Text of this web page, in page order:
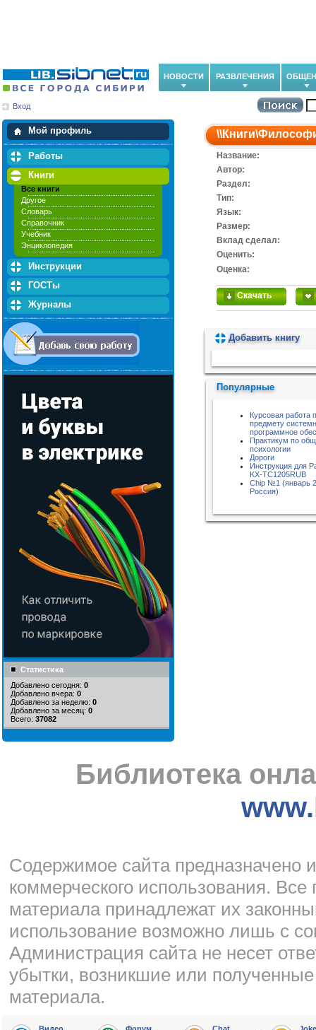
НОВОСТИ РАЗВЛЕЧЕНИЯ
Вход
Мой профиль
Мои закладки
Работы
Книги
Все книги
Другое
Словарь
Справочник
Учебник
Энциклопедия
Инструкции
ГОСТы
Журналы
Статистика
Добавлено сегодня: 0
Добавлено вчера: 0
Добавлено за неделю: 0
Добавлено за месяц: 0
Всего: 37082
\\Книги\
Название:
Автор:
Раздел:
Тип:
Язык:
Размер:
Вклад сделал:
Оценить:
Оценка:
Скачать
Добавить книгу
Популярные
Курсовая работа
предмету
программное
Практикум по
психологии
Дороги
Инструкция для
KX-TC1205RUB
Chip №1 (январь
Россия)
Библиотека
Cодержимое сайта предназначено
коммерческого использования.
материала принадлежат их
использование возможно лишь с
Администрация сайта не несет
убытки, возникшие или
материала.